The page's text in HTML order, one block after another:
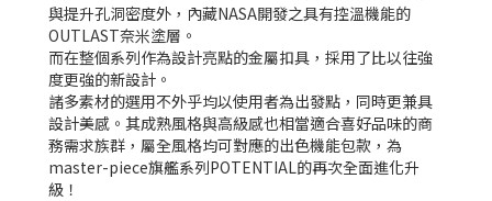
與提升孔洞密度外，內藏NASA開發之具有控溫機能的
OUTLAST奈米塗層。
而在整個系列作為設計亮點的金屬扣具，採用了比以往強
度更強的新設計。
諸多素材的選用不外乎均以使用者為出發點，同時更兼具
設計美感。其成熟風格與高級感也相當適合喜好品味的商
務需求族群，屬全風格均可對應的出色機能包款，為
master-piece旗艦系列POTENTIAL的再次全面進化升
級！